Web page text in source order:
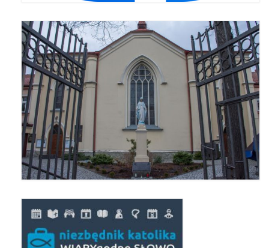
Pasterka 2022
Bierzmowanie 24.10.2022r.
Odpust 2022
Złoty Jubileusz
Pierwsza Komunia Św. – Gr 1
Pierwsza Komunia Św. – Gr 2
Pasterka 2021
Odpust 2021